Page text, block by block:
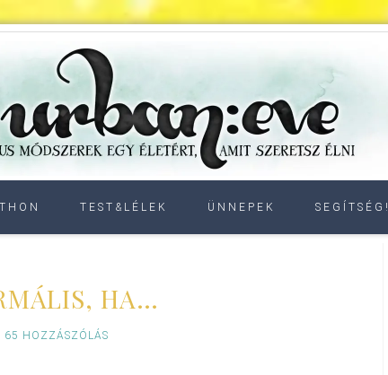
TEST&LÉLEK ÜNNEPEK SEGÍTSÉG!
HA…
65 HOZZÁSZÓLÁS